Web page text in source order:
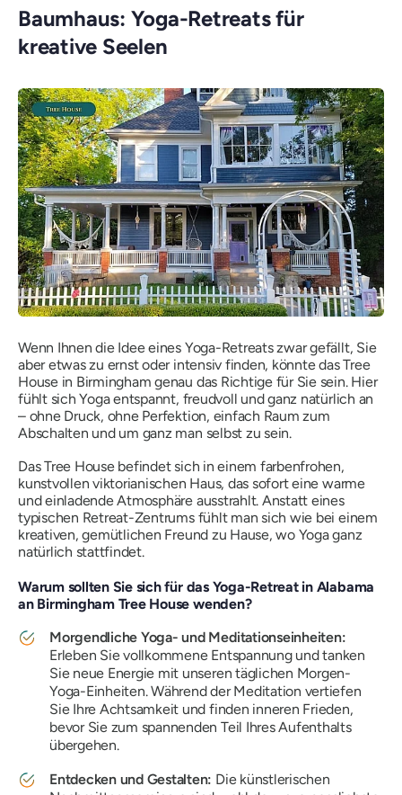
Baumhaus: Yoga-Retreats für
kreative Seelen
Wenn Ihnen die Idee eines Yoga-Retreats zwar gefällt, Sie
aber etwas zu ernst oder intensiv finden, könnte das Tree
House in Birmingham genau das Richtige für Sie sein. Hier
fühlt sich Yoga entspannt, freudvoll und ganz natürlich an
– ohne Druck, ohne Perfektion, einfach Raum zum
Abschalten und um ganz man selbst zu sein.
Das Tree House befindet sich in einem farbenfrohen,
kunstvollen viktorianischen Haus, das sofort eine warme
und einladende Atmosphäre ausstrahlt. Anstatt eines
typischen Retreat-Zentrums fühlt man sich wie bei einem
kreativen, gemütlichen Freund zu Hause, wo Yoga ganz
natürlich stattfindet.
Warum sollten Sie sich für das Yoga-Retreat in Alabama
an Birmingham Tree House wenden?
Morgendliche Yoga- und Meditationseinheiten:
Erleben Sie vollkommene Entspannung und tanken
Sie neue Energie mit unseren täglichen Morgen-
Yoga-Einheiten. Während der Meditation vertiefen
Sie Ihre Achtsamkeit und finden inneren Frieden,
bevor Sie zum spannenden Teil Ihres Aufenthalts
übergehen.
Entdecken und Gestalten: Die künstlerischen